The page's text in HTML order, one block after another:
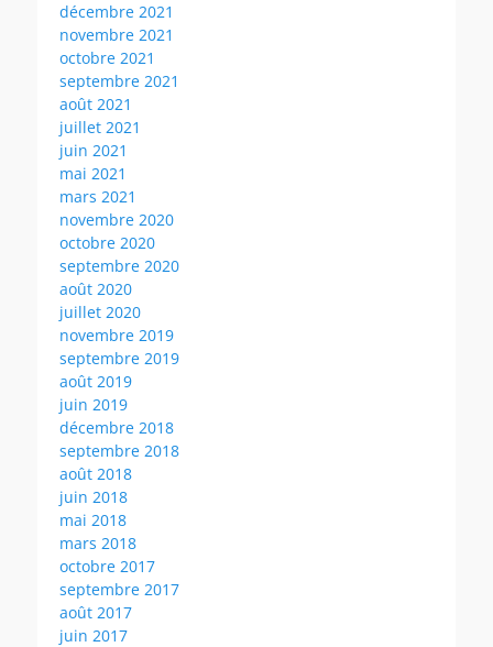
décembre 2021
novembre 2021
octobre 2021
septembre 2021
août 2021
juillet 2021
juin 2021
mai 2021
mars 2021
novembre 2020
octobre 2020
septembre 2020
août 2020
juillet 2020
novembre 2019
septembre 2019
août 2019
juin 2019
décembre 2018
septembre 2018
août 2018
juin 2018
mai 2018
mars 2018
octobre 2017
septembre 2017
août 2017
juin 2017